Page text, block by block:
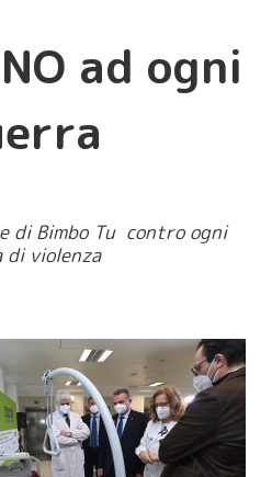
ad ogni
di Bimbo Tu contro ogni
di violenza